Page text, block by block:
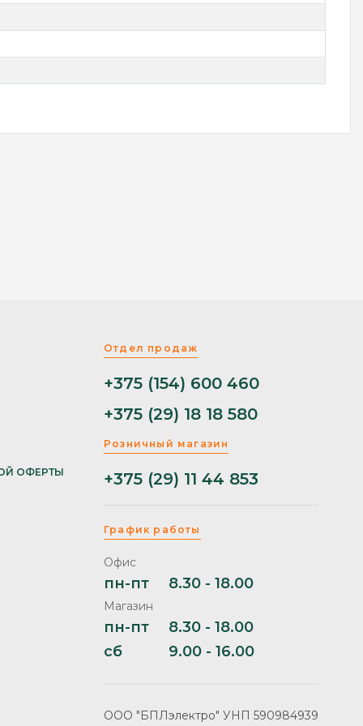
ОФЕРТЫ
Отдел продаж
+375 (154) 600 460
+375 (29) 18 18 580
Розничный магазин
+375 (29) 11 44 853
График работы
Офис
пн-пт 8.30 - 18.00
Магазин
пн-пт
8.30 - 18.00
сб
9.00 - 16.00
ООО "БПЛэлектро" УНП 590984939